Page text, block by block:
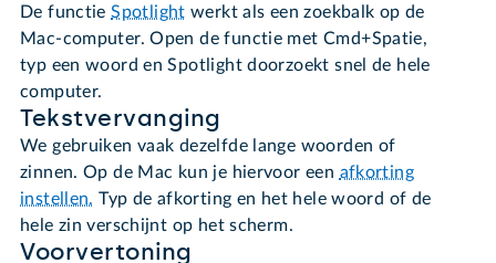
De functieSpotlight werkt als een zoekbalk op de
Mac-computer. Open de functie met Cmd+Spatie,
typ een woord en Spotlight doorzoekt snel de hele
computer.
Tekstvervanging
We gebruiken vaak dezelfde lange woorden of
zinnen. Op de Mac kun je hiervoor een afkorting
instellen. Typ de afkorting en het hele woord of de
hele zin verschijnt op het scherm.
Voorvertoning